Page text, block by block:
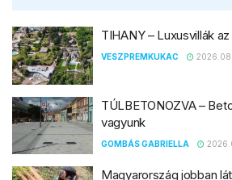
TIHANY – Luxusvillák
VESZPREMKUKAC
TÚLBETONOZVA –
vagyunk
GOMBÁS GABRIELLA
Magyarország jobban